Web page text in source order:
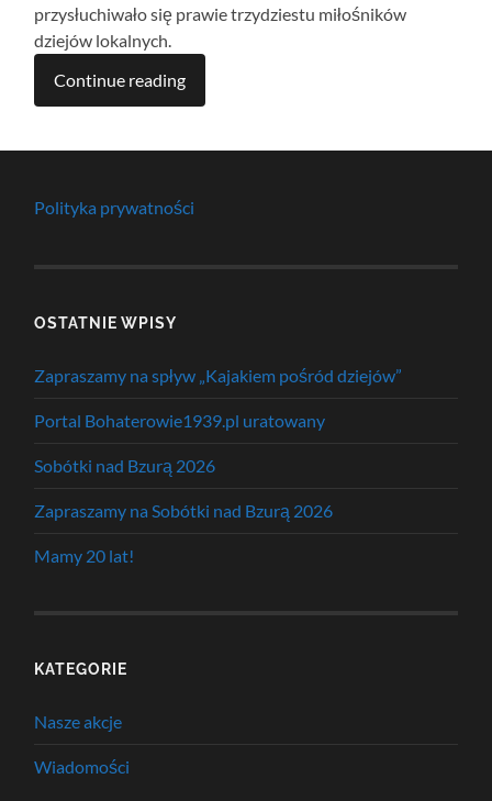
przysłuchiwało się prawie trzydziestu miłośników
dziejów lokalnych.
Continue reading
Polityka prywatności
OSTATNIE WPISY
Zapraszamy na spływ „Kajakiem pośród dziejów”
Portal Bohaterowie1939.pl uratowany
Sobótki nad Bzurą 2026
Zapraszamy na Sobótki nad Bzurą 2026
Mamy 20 lat!
KATEGORIE
Nasze akcje
Wiadomości